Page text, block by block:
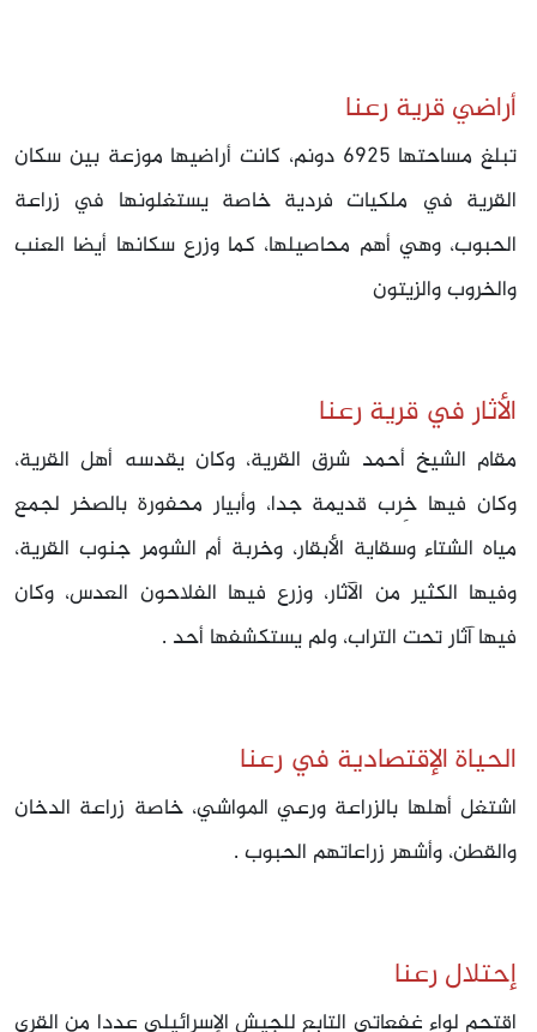
أراضي قرية رعنا
تبلغ مساحتها 6925 دونم، كانت أراضيها موزعة بين سكان
القرية في ملكيات فردية خاصة يستغلونها في زراعة
الحبوب، وهي أهم محاصيلها، كما وزرع سكانها أيضا العنب
والخروب والزيتون
الأثار في قرية رعنا
مقام الشيخ أحمد شرق القرية، وكان يقدسه أهل القرية،
وكان فيها خِرب قديمة جدا، وأبيار محفورة بالصخر لجمع
مياه الشتاء وسقاية الأبقار، وخربة أم الشومر جنوب القرية،
وفيها الكثير من الآثار، وزرع فيها الفلاحون العدس، وكان
فيها آثار تحت التراب، ولم يستكشفها أحد .
الحياة الإقتصادية في رعنا
اشتغل أهلها بالزراعة ورعي المواشي، خاصة زراعة الدخان
والقطن، وأشهر زراعاتهم الحبوب .
إحتلال رعنا
اقتحم لواء غفعاتي التابع للجيش الإسرائيلي عددا من القرى